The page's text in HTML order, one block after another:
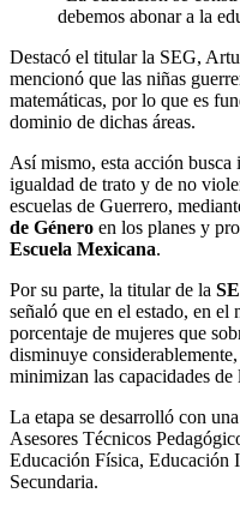
debemos abonar a la
Destacó el titular la SEG,
mencionó que las niñas
matemáticas, por lo que es
dominio de dichas áreas.
Así mismo, esta acción
igualdad de trato y de no
escuelas de Guerrero,
de Género en los planes y
Escuela Mexicana.
Por su parte, la titular de la
señaló que en el estado, en
porcentaje de mujeres que
disminuye
minimizan las capacidades
La etapa se desarrolló con
Asesores Técnicos
Educación Física, Educación
Secundaria.